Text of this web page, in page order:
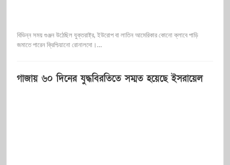
বিভিন্ন সময় গুঞ্জন উঠেছিল যুক্তরাষ্ট্র, ইউরোপ বা লাতিন আমেরিকার কোনো ক্লাবে পাড়ি
জমাতে পারেন ক্রিশ্চিয়ানো রোনালদো।…
গাজায় ৬০ দিনের যুদ্ধবিরতিতে সম্মত হয়েছে ইসরায়েল